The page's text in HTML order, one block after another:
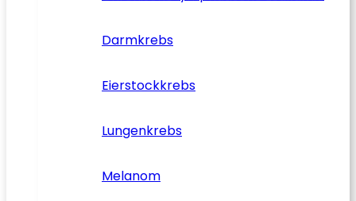
Darmkrebs
Eierstockkrebs
Lungenkrebs
Melanom